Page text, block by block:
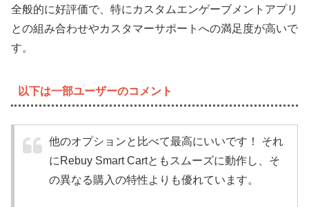
全般的に好評価で、特にカスタムエンゲーブメントアプリ
との組み合わせやカスタマーサポートへの満足度が高いで
す。
以下は一部ユーザーのコメント
他のオプションと比べて最高にいいです！ それ
にRebuy Smart Cartともスムーズに動作し、そ
の異なる購入の特性よりも優れています。